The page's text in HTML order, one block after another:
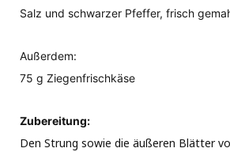
Salz und schwarzer Pfeffer, frisch
Außerdem:
75 g Ziegenfrischkäse
Zubereitung:
Den Strung sowie die äußeren Blätter